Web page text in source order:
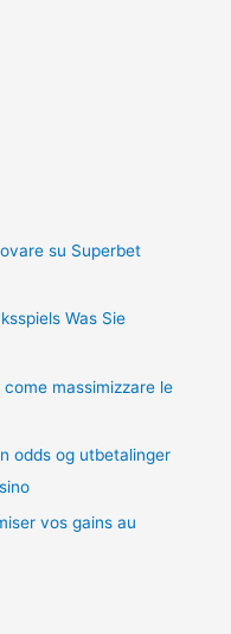
su Superbet
Was Sie
massimizzare le
odds og utbetalinger
vos gains au